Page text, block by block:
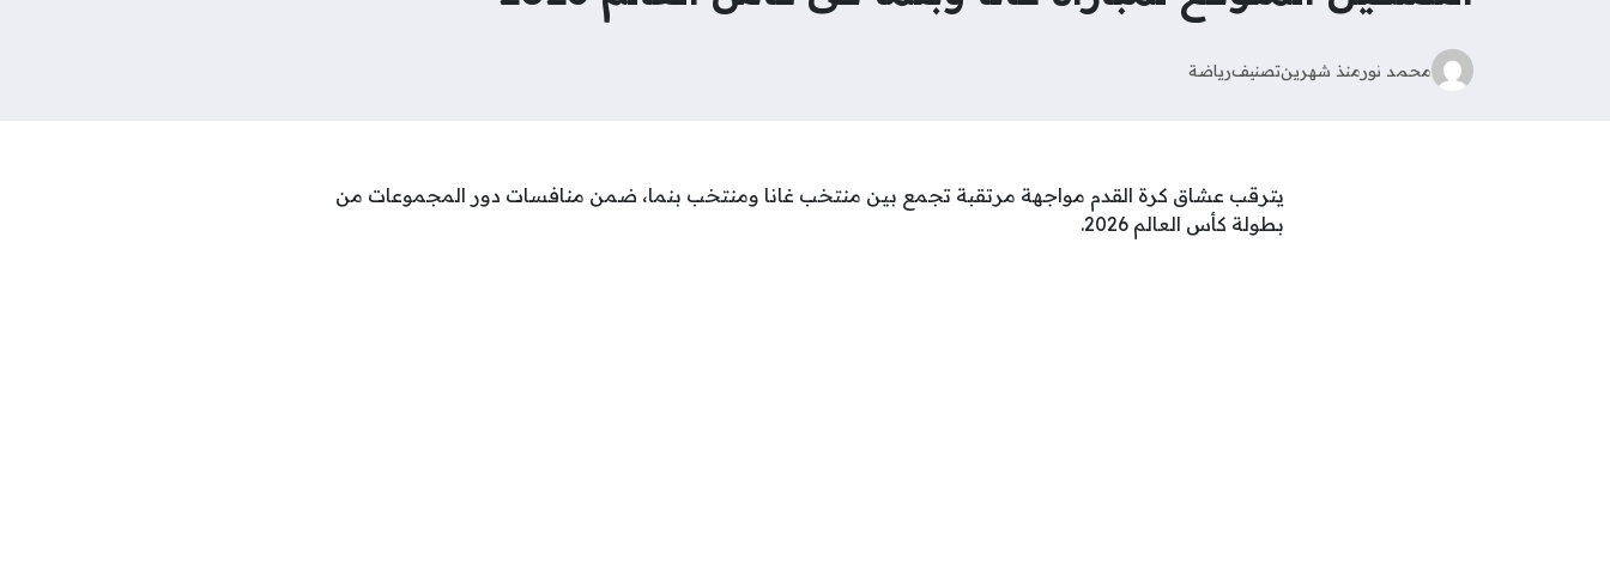
محمد نورمنذ شهرينتصنيفرياضة
يترقب عشاق كرة القدم مواجهة مرتقبة تجمع بين منتخب غانا ومنتخب بنما، ضمن منافسات دور المجموعات من
بطولة كأس العالم 2026.